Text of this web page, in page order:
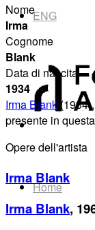
ENG
Home
Nome
Irma
Cognome
Blank
Data di nascita
1934
Irma Blank
presente in
Opere dell'artista
Irma Blank
Irma Blank,